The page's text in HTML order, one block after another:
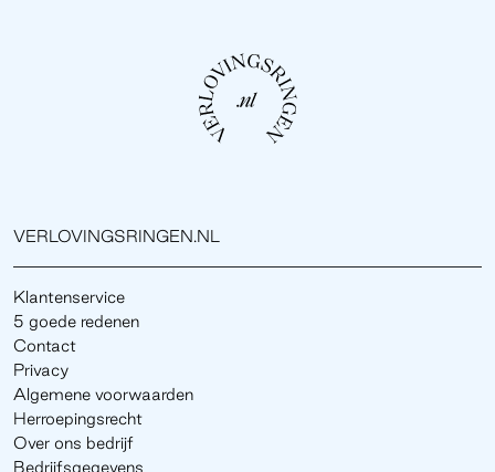
VERLOVINGSRINGEN.NL
Klantenservice
5 goede redenen
Contact
Privacy
Algemene voorwaarden
Herroepingsrecht
Over ons bedrijf
Bedrijfsgegevens